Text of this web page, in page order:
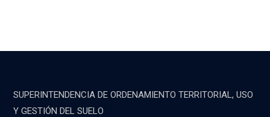
SUPERINTENDENCIA DE ORDENAMIENTO TERRITORIAL, USO
Y GESTIÓN DEL SUELO